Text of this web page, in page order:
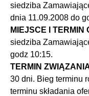
siedziba
dnia 11.09.2008 do
MIEJSCE I TERMIN
siedziba
godz 10:15.
TERMIN
30 dni. Bieg terminu
terminu składania